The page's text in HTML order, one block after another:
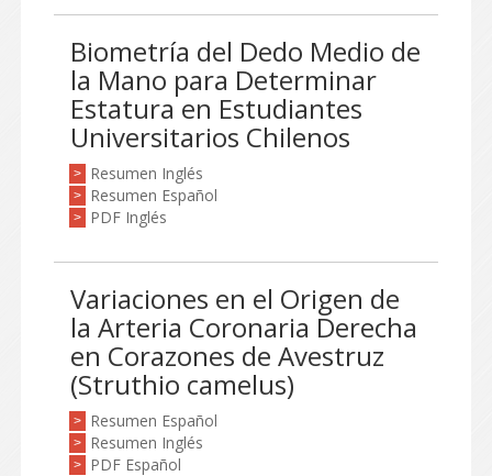
Biometría del Dedo Medio de
la Mano para Determinar
Estatura en Estudiantes
Universitarios Chilenos
> Resumen Inglés
> Resumen Español
> PDF Inglés
Variaciones en el Origen de
la Arteria Coronaria Derecha
en Corazones de Avestruz
(Struthio camelus)
> Resumen Español
> Resumen Inglés
> PDF Español